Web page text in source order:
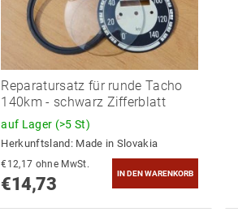
Reparatursatz für runde Tacho
140km - schwarz Zifferblatt
auf Lager (>5 St)
Herkunftsland: Made in Slovakia
€12,17 ohne MwSt.
€14,73